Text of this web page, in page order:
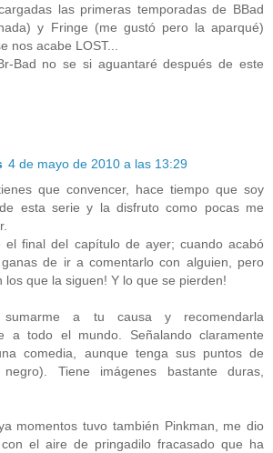
las primeras temporadas de BBad
y Fringe (me gustó pero la aparqué)
nos acabe LOST...
Bad no se si aguantaré después de este
4 de mayo de 2010 a las 13:29
que convencer, hace tiempo que soy
esta serie y la disfruto como pocas me
el final del capítulo de ayer; cuando acabó
de ir a comentarlo con alguien, pero
los que la siguen! Y lo que se pierden!
sumarme a tu causa y recomendarla
a todo el mundo. Señalando claramente
comedia, aunque tenga sus puntos de
Tiene imágenes bastante duras,
momentos tuvo también Pinkman, me dio
el aire de pringadilo fracasado que ha